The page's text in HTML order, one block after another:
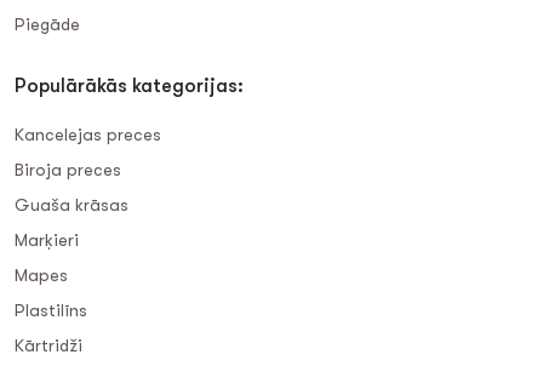
Piegāde
Populārākās kategorijas:
Kancelejas preces
Biroja preces
Guaša krāsas
Marķieri
Mapes
Plastilīns
Kārtridži